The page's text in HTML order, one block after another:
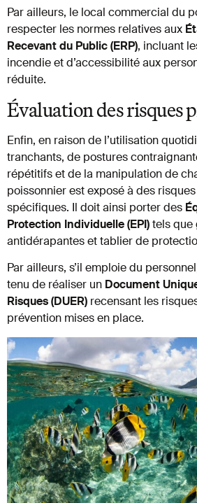
Par ailleurs, le local commercial du
respecter les normes relatives aux
Recevant du Public (ERP), incluant
incendie et d’accessibilité aux
réduite.
Évaluation des risques
Enfin, en raison de l’utilisation
tranchants, de postures
répétitifs et de la manipulation de
poissonnier est exposé à des
spécifiques. Il doit ainsi porter des
Protection Individuelle (EPI)tels que
antidérapantes et tablier de
Par ailleurs, s’il emploie du
tenu de réaliser un Document
Risques (DUER) recensant les
prévention mises en place.